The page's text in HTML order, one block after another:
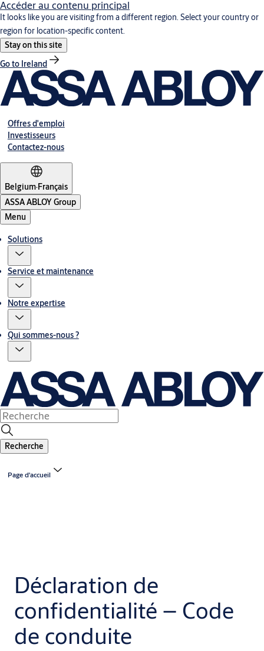
Accéder au contenu principal
It looks like you are visiting from a different region. Select your country or
region for location-specific content.
Stay on this site
Go to Ireland
Offres d'emploi
Investisseurs
Contactez-nous
Belgium·Français
ASSA ABLOY Group
Menu
Solutions
Service et maintenance
Notre expertise
Qui sommes-nous ?
Recherche
Page d'accueil
Déclaration de
confidentialité – Code
de conduite